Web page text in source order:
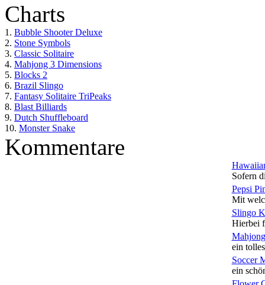
Charts
1. Bubble Shooter Deluxe
2. Stone Symbols
3. Classic Solitaire
4. Mahjong 3 Dimensions
5. Blocks 2
6. Brazil Slingo
7. Fantasy Solitaire TriPeaks
8. Blast Billiards
9. Dutch Shuffleboard
10. Monster Snake
Kommentare
Sofern
Pepsi
Mit
Slingo
Hierbei
ein
Soccer
ein